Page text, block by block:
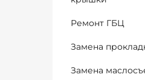
Ремонт ГБЦ
Замена
Замена